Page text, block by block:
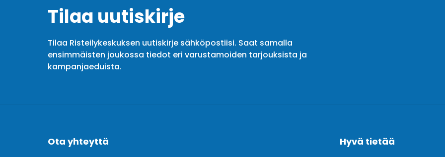
Tilaa uutiskirje
Tilaa Risteilykeskuksen uutiskirje sähköpostiisi. Saat samalla
ensimmäisten joukossa tiedot eri varustamoiden tarjouksista ja
kampanjaeduista.
Ota yhteyttä Hyvä tietää